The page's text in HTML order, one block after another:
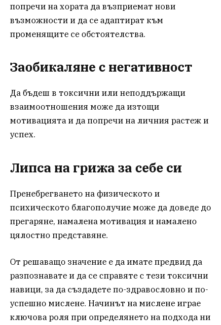
попречи на хората да възприемат нови
възможности и да се адаптират към
променящите се обстоятелства.
Заобикаляне с негативност
Да бъдеш в токсични или неподдържащи
взаимоотношения може да изтощи
мотивацията и да попречи на личния растеж и
успех.
Липса на грижа за себе си
Пренебрегването на физическото и
психическото благополучие може да доведе до
прегаряне, намалена мотивация и намалено
цялостно представяне.
От решаващо значение е да имате предвид да
разпознавате и да се справяте с тези токсични
навици, за да създадете по-здравословно и по-
успешно мислене. Начинът на мислене играе
ключова роля при определянето на подхода ни